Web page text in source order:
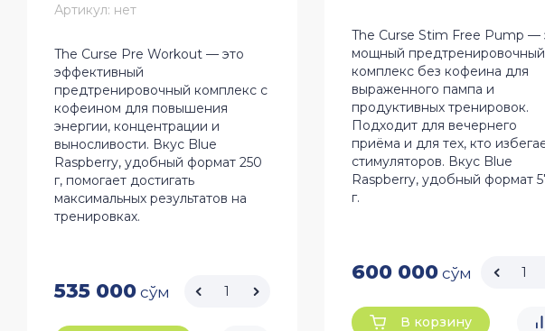
Артикул: нет
The Curse Pre Workout — это
эффективный
предтренировочный комплекс с
кофеином для повышения
энергии, концентрации и
выносливости. Вкус Blue
Raspberry, удобный формат 250
г, помогает достигать
максимальных результатов на
тренировках.
535 000 сўм
The Curse Stim Free Pump —
мощный предтренировочный
комплекс без кофеина для
выраженного пампа и
продуктивных тренировок.
Подходит для вечернего
приёма и для тех, кто
стимуляторов. Вкус Blue
Raspberry, удобный формат
г.
600 000сўм
В корзину